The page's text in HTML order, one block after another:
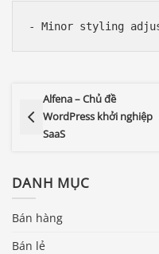
Alfena – Chủ đề
WordPress khởi nghiệp
SaaS
DANH MỤC
Bán hàng
Bán lẻ